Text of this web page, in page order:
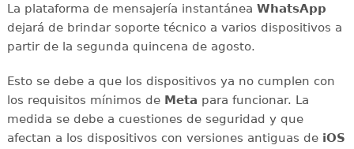
La plataforma de mensajería instantánea WhatsApp
dejará de brindar soporte técnico a varios dispositivos a
partir de la segunda quincena de agosto.
Esto se debe a que los dispositivos ya no cumplen con
los requisitos mínimos de Meta para funcionar. La
medida se debe a cuestiones de seguridad y que
afectan a los dispositivos con versiones antiguas deiOS